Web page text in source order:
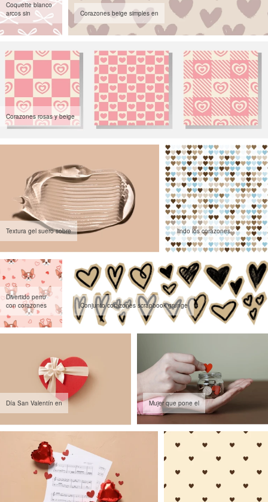
Coquette blanco
arcos sin
Corazones beige simples en
Corazones rosas y beige
Textura gel suero sobre lindo los corazones
Divertido perro
con corazones
Conjunto corazones scrapbook grunge
Día San Valentín en Mujer que pone el